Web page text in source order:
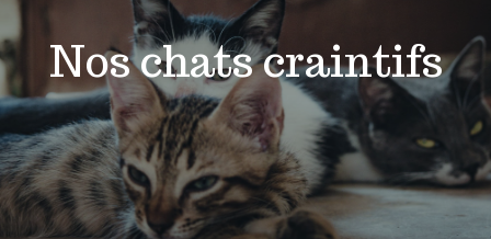
Nos chats craintifs